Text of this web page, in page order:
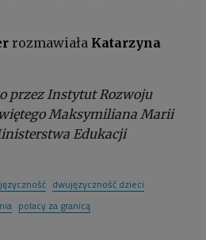
rozmawiała Katarzyna
przez Instytut Rozwoju
Maksymiliana Marii
Edukacji
dwujęzyczność dzieci
polacy za granicą